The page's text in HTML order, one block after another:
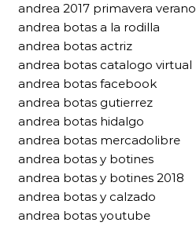
andrea 2017 primavera verano
andrea botas a la rodilla
andrea botas actriz
andrea botas catalogo virtual
andrea botas facebook
andrea botas gutierrez
andrea botas hidalgo
andrea botas mercadolibre
andrea botas y botines
andrea botas y botines 2018
andrea botas y calzado
andrea botas youtube